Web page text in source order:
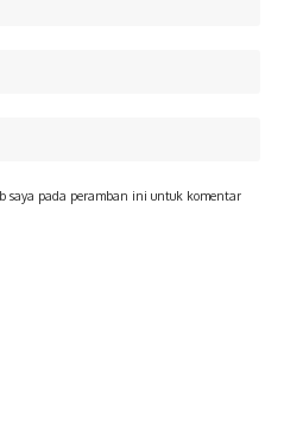
saya pada peramban ini untuk komentar